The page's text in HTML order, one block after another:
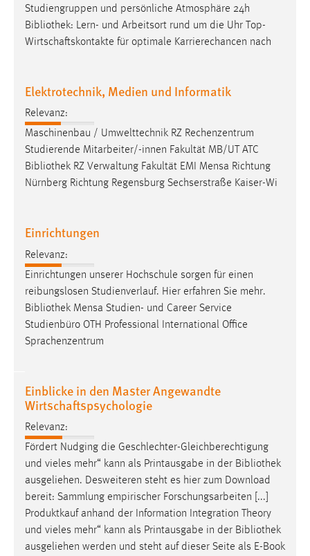
Studiengruppen und persönliche Atmosphäre 24h
Bibliothek: Lern- und Arbeitsort rund um die Uhr Top-
Wirtschaftskontakte für optimale Karrierechancen nach
Elektrotechnik, Medien und Informatik
Relevanz:
Maschinenbau / Umwelttechnik RZ Rechenzentrum
Studierende Mitarbeiter/-innen Fakultät MB/UT ATC
Bibliothek RZ Verwaltung Fakultät EMI Mensa Richtung
Nürnberg Richtung Regensburg Sechserstraße Kaiser-Wi
Einrichtungen
Relevanz:
Einrichtungen unserer Hochschule sorgen für einen
reibungslosen Studienverlauf. Hier erfahren Sie mehr.
Bibliothek Mensa Studien- und Career Service
Studienbüro OTH Professional International Office
Sprachenzentrum
Einblicke in den Master Angewandte
Wirtschaftspsychologie
Relevanz:
Fördert Nudging die Geschlechter-Gleichberechtigung
und vieles mehr“ kann als Printausgabe in der Bibliothek
ausgeliehen. Desweiteren steht es hier zum Download
bereit: Sammlung empirischer Forschungsarbeiten [...]
Produktkauf anhand der Information Integration Theory
und vieles mehr“ kann als Printausgabe in der Bibliothek
ausgeliehen werden und steht auf dieser Seite als E-Book
Zweck:
Für performante Seitenauslieferung wird in diesem Cookie
gespeichert, ob man eingeloggt ist.
Name:
site-language-preference
Zweck:
Das Cookie speichert die gewählte Sprache der Website.
Cookie Laufzeit:
Name:
MibewSessionID, MIBEW_UserID, mibew_locale, mibew-
chat-frame-style-5e9dbeb1811c0446
Zweck:
Wird benötigt um die Chatfunktion nutzen zu können.
5e9dbeb1811c0446 = Sitzungslaufzeit, mibew_locale = 3
Jahre, MIBEW_UserID = 1 Jahr
Login
Name:
fe_user, be_user, be_lastLoginProvider
Zweck:
Dieser Cookie ist notwendig um sich an der Website
einloggen zu können.